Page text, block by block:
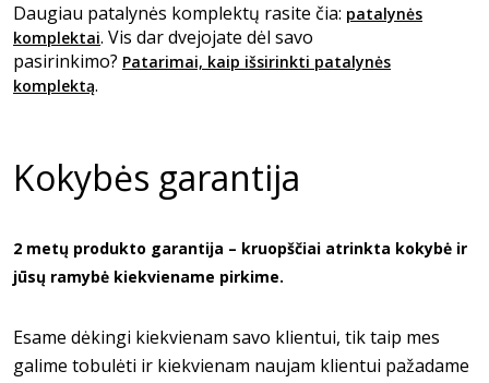
Daugiau patalynės komplektų rasite čia: patalynės
komplektai. Vis dar dvejojate dėl savo
pasirinkimo? Patarimai, kaip išsirinkti patalynės
komplektą.
Kokybės garantija
2 metų produkto garantija – kruopščiai atrinkta kokybė ir
jūsų ramybė kiekviename pirkime.
Esame dėkingi kiekvienam savo klientui, tik taip mes
galime tobulėti ir kiekvienam naujam klientui pažadame